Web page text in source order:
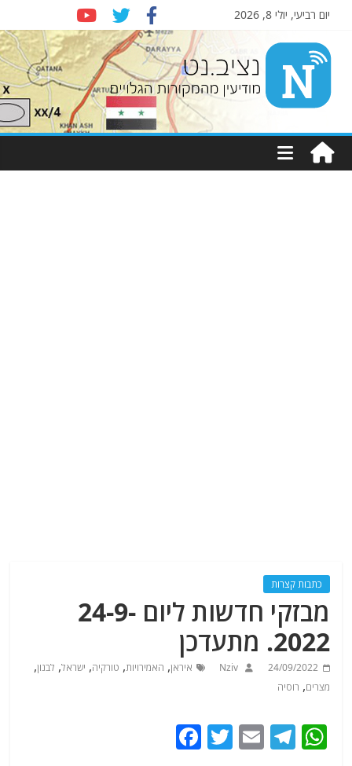
יום רביעי, יולי 8, 2026
Nziv.net
מודיעין
מהמקורות
כתבות קצרות
מבזקי חדשות ליום 24-9-
2022. מתעדכן
24/09/2022
Nziv איראן, האמירויות, טורקיה, ישראל, לבנון,
מצרים, רוסיה
W
T
E
T